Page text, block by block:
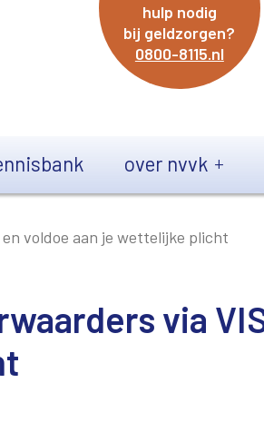
hulp nodig
bij geldzorgen?
0800-8115.nl
over nvvk
voldoe aan je wettelijke plicht
via